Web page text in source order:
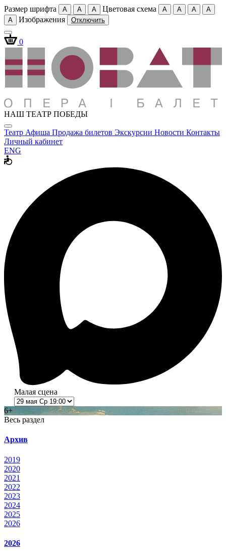
Размер шрифта A A A Цветовая схема A A A
A
A
Изображения Отключить
0
НАШ ТЕАТР ПОБЕДЫ
Театр Афиша Продажа билетов Экскурсии Новости Контакты
Личный кабинет
ENG
Малая сцена
6+
Весь раздел
Архив
2019
2020
2021
2022
2023
2024
2025
2026
2026